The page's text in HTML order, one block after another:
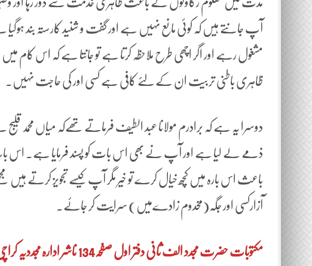
مدت میں معلوم رکاوٹوں کے باعث ظاہری خدمت سے دور رہا اور
آپ جانتے ہیں کہ کوئی مانع نہیں ہے اور گفت و شنید کارستہ بند ہوگیا
مشغول رہے اور اگر اچھی طرح ملاحظہ کرتا ہے تو جانتا ہے کہ اس کام
ظاہری باطنی تربیت ان کے لئے کافی ہے کسی اور کی حاجت نہیں۔
دوسرا یہ ہے کہ برادرم مولانا عبد الطیف فرماتے تھےکہ میاں محمد
ذمے لے لیا ہے اور آپ نے بھی اس بات کو پسند فرمایا ہے۔ اس بات
باعث اس بارہ میں کچھ خیال کرے تو خیر مگر آپ کیسے تجویز کرتے ہیں
آزارکسی اور جگہ(مخدوم زادےمیں) سرایت کر جائے۔
مکتوبات حضرت مجدد الف ثانی دفتر اول صفحہ134 ناشر ادارہ مجددیہ کراچی